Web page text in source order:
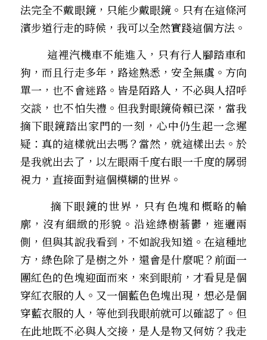
法完全不戴眼鏡，只能少戴眼鏡。只有在這條河
濱步道行走的時候，我可以全然實踐這個方法。
狗，而且行走多年，路途熟悉，安全無虞。方向
單一，也不會迷路。皆是陌路人，不必與人招呼
交談，也不怕失禮。但我對眼鏡倚賴已深，當我
摘下眼鏡踏出家門的一刻，心中仍生起一念遲
疑：真的這樣就出去嗎？當然，就這樣出去。於
是我就出去了，以左眼兩千度右眼一千度的孱弱
視力，直接面對這個模糊的世界。
     摘下眼鏡的世界，只有色塊和概略的輪
廓，沒有細緻的形貌。沿途綠樹蓊鬱，迤邐兩
側，但與其說我看到，不如說我知道。在這種地
方，綠色除了是樹之外，還會是什麼呢？前面一
團紅色的色塊迎面而來，來到眼前，才看見是個
穿紅衣服的人。又一個藍色色塊出現，想必是個
穿藍衣服的人，等他到我眼前就可以確認了。但
在此地既不必與人交接，是人是物又何妨？我走